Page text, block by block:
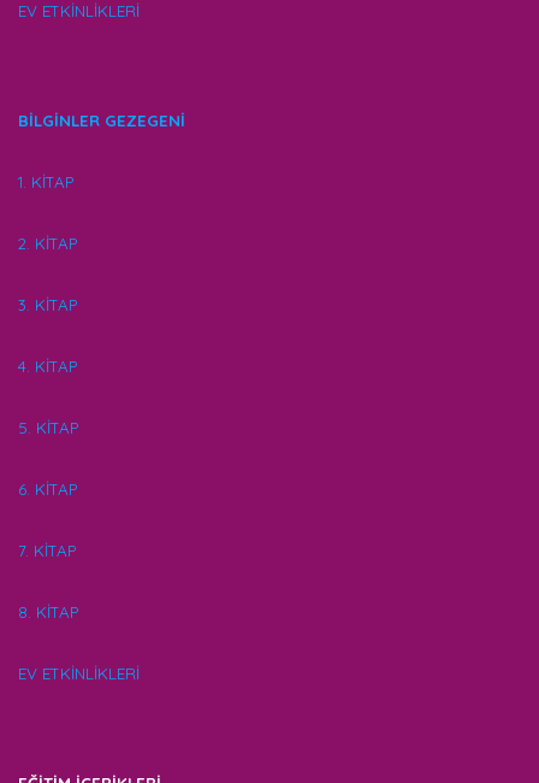
EV ETKİNLİKLERİ
BİLGİNLER GEZEGENİ
1. KİTAP
2. KİTAP
3. KİTAP
4. KİTAP
5. KİTAP
6. KİTAP
7. KİTAP
8. KİTAP
EV ETKİNLİKLERİ